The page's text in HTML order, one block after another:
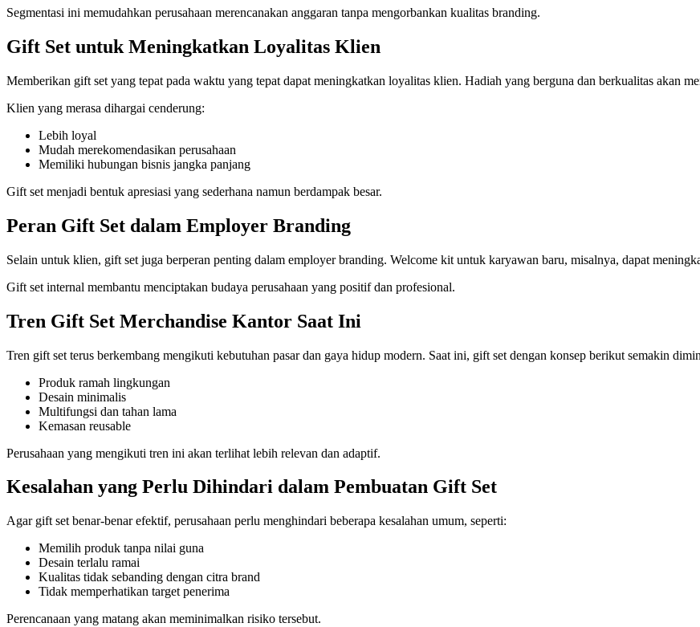
Segmentasi ini memudahkan perusahaan merencanakan anggaran tanpa mengorbankan kualitas branding.
Gift Set untuk Meningkatkan Loyalitas Klien
Memberikan gift set yang tepat pada waktu yang tepat dapat meningkatkan loyalitas klien. Hadiah yang berguna dan berkualitas akan
Klien yang merasa dihargai cenderung:
Lebih loyal
Mudah merekomendasikan perusahaan
Memiliki hubungan bisnis jangka panjang
Gift set menjadi bentuk apresiasi yang sederhana namun berdampak besar.
Peran Gift Set dalam Employer Branding
Selain untuk klien, gift set juga berperan penting dalam employer branding. Welcome kit untuk karyawan baru, misalnya, dapat
Gift set internal membantu menciptakan budaya perusahaan yang positif dan profesional.
Tren Gift Set Merchandise Kantor Saat Ini
Tren gift set terus berkembang mengikuti kebutuhan pasar dan gaya hidup modern. Saat ini, gift set dengan konsep berikut semakin
Produk ramah lingkungan
Desain minimalis
Multifungsi dan tahan lama
Kemasan reusable
Perusahaan yang mengikuti tren ini akan terlihat lebih relevan dan adaptif.
Kesalahan yang Perlu Dihindari dalam Pembuatan Gift Set
Agar gift set benar-benar efektif, perusahaan perlu menghindari beberapa kesalahan umum, seperti:
Memilih produk tanpa nilai guna
Desain terlalu ramai
Kualitas tidak sebanding dengan citra brand
Tidak memperhatikan target penerima
Perencanaan yang matang akan meminimalkan risiko tersebut.